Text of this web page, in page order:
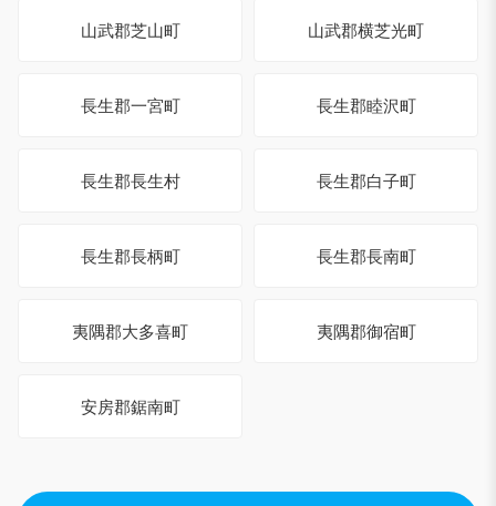
山武郡芝山町 山武郡横芝光町
長生郡一宮町 長生郡睦沢町
長生郡長生村 長生郡白子町
長生郡長柄町 長生郡長南町
夷隅郡大多喜町 夷隅郡御宿町
安房郡鋸南町